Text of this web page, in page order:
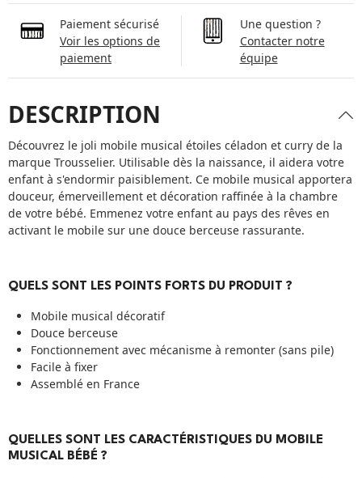
Paiement sécurisé
Voir les options de
paiement
Une question ?
Contacter notre
équipe
DESCRIPTION
Découvrez le joli mobile musical étoiles céladon et curry de la
marque Trousselier. Utilisable dès la naissance, il aidera votre
enfant à s'endormir paisiblement. Ce mobile musical apportera
douceur, émerveillement et décoration raffinée à la chambre
de votre bébé. Emmenez votre enfant au pays des rêves en
activant le mobile sur une douce berceuse rassurante.
QUELS SONT LES POINTS FORTS DU PRODUIT ?
Mobile musical décoratif
Douce berceuse
Fonctionnement avec mécanisme à remonter (sans pile)
Facile à fixer
Assemblé en France
QUELLES SONT LES CARACTÉRISTIQUES DU MOBILE
MUSICAL BÉBÉ ?